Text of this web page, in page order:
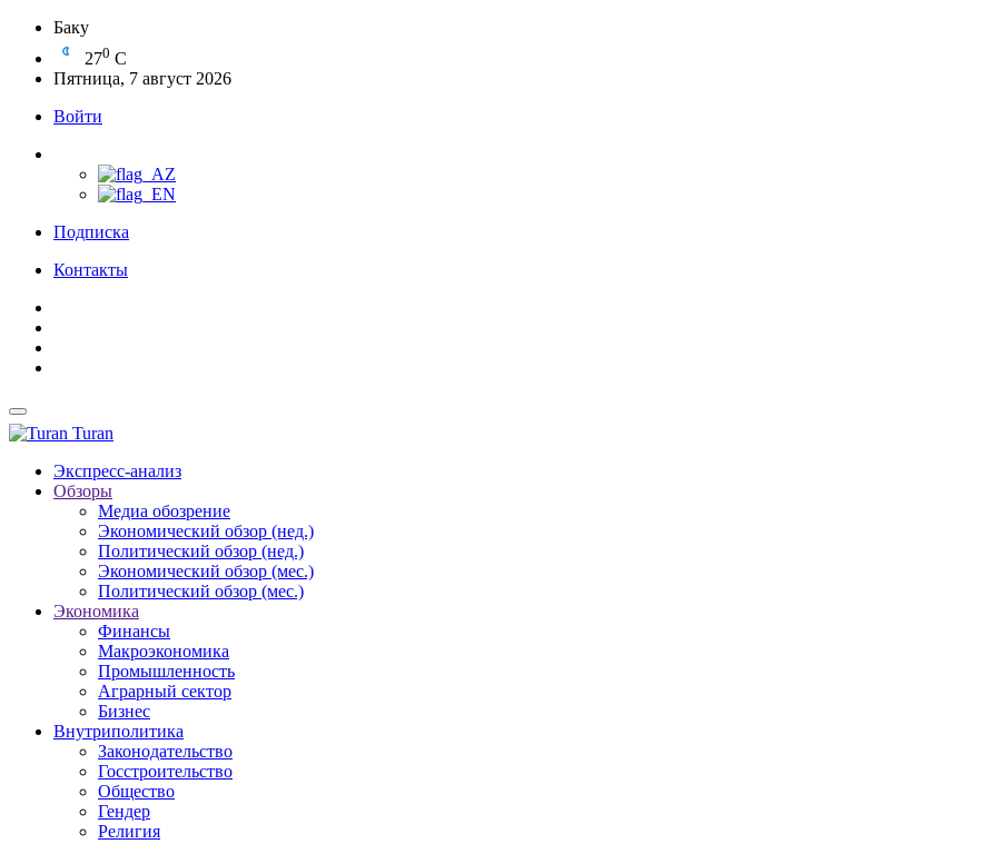
Баку
270 C
Пятница, 7 август 2026
Войти
Подписка
Контакты
Turan
Экспресс-анализ
Обзоры
Медиа обозрение
Экономический обзор (нед.)
Политический обзор (нед.)
Экономический обзор (мес.)
Политический обзор (мес.)
Экономика
Финансы
Макроэкономика
Промышленность
Аграрный сектор
Бизнес
Внутриполитика
Законодательство
Госстроительство
Общество
Гендер
Религия